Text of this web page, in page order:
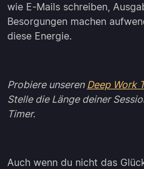
wie E-Mails schreiben,
Besorgungen machen
diese Energie.
Probiere unseren Deep Work
Stelle die Länge deiner
Timer.
Auch wenn du nicht das